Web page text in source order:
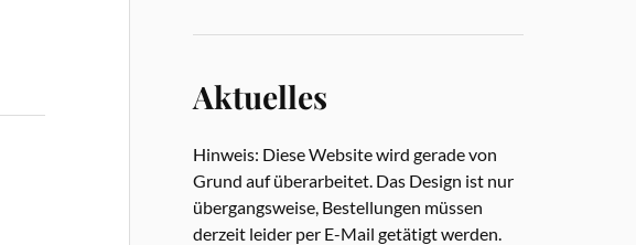
Aktuelles
Hinweis: Diese Website wird gerade von
Grund auf überarbeitet. Das Design ist nur
übergangsweise, Bestellungen müssen
derzeit leider per E-Mail getätigt werden.